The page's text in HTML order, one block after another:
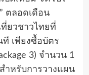
ตลอดเดือน
ยวชาวไทยที่
เพียงซื้อบัตร
3) จำนวน 1
ำหรับการวางแผน